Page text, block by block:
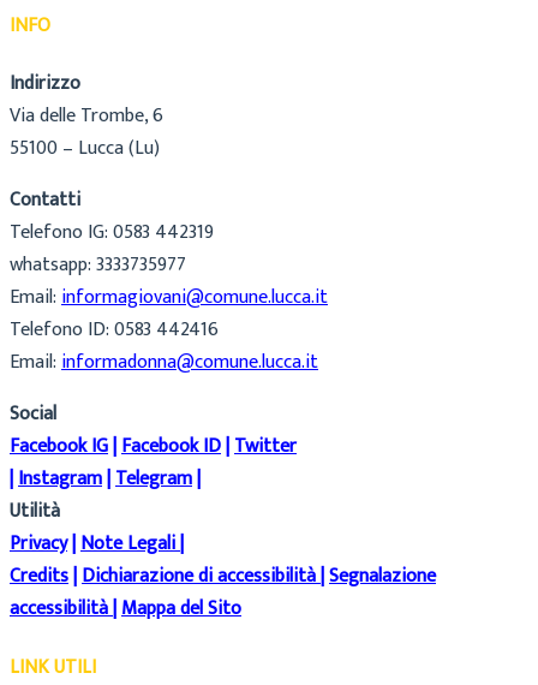
INFO
Indirizzo
Via delle Trombe, 6
55100 – Lucca (Lu)
Contatti
Telefono IG: 0583 442319
whatsapp: 3333735977
Email:informagiovani@comune.lucca.it
Telefono ID: 0583 442416
Email:informadonna@comune.lucca.it
Social
Facebook IG|Facebook ID|Twitter
|Instagram|Telegram|
Utilità
Privacy|Note Legali|
Credits|Dichiarazione di accessibilità|Segnalazione
accessibilità|Mappa del Sito
LINK UTILI